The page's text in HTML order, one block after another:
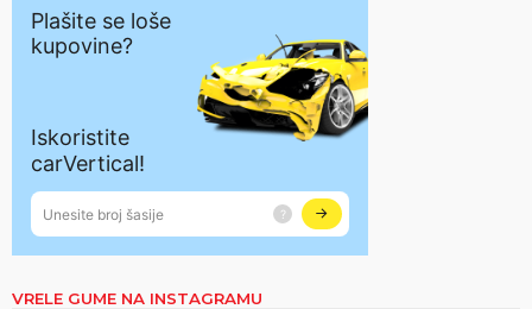
VRELE GUME NA INSTAGRAMU